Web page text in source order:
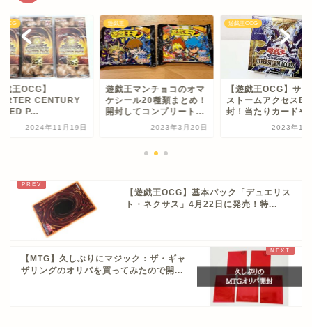
OCG
戯王OCG】
CENTURY
P...
2024年11月19日
遊戯王
遊戯王マンチョコのオマ
ケシール20種類まとめ！
開封してコンプリート...
2023年3月20日
遊戯王OCG
【遊戯王OCG】サ
ストームアクセス
封！当たりカードや
2023年1
【遊戯王OCG】基本パック「デュエリス
ト・ネクサス」4月22日に発売！特...
【MTG】久しぶりにマジック：ザ・ギャ
ザリングのオリパを買ってみたので開...